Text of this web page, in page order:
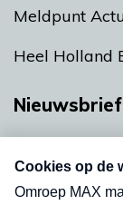
Meldpunt
Heel Holland
Nieuwsbrief
nieuwsbrief.
uw mailbox.